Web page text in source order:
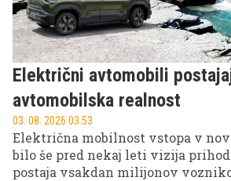
Električni avtomobili
avtomobilska realnost
03. 08. 2026 03.53
Električna mobilnost vstopa v
bilo še pred nekaj leti vizija
postaja vsakdan milijonov